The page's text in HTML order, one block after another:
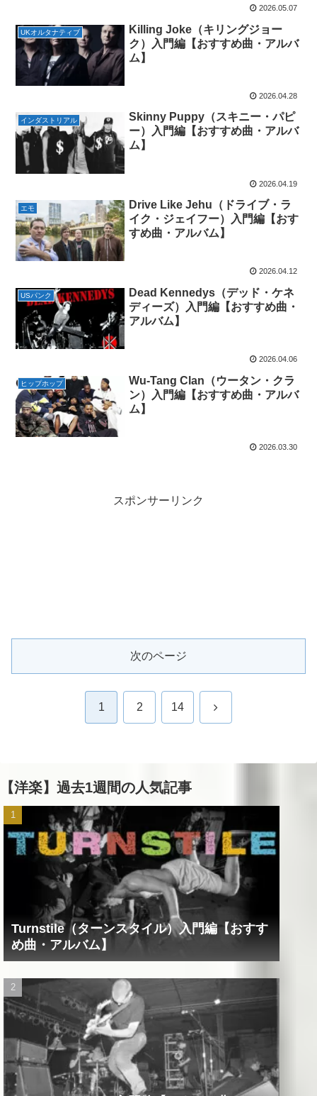
2026.05.07
UKオルタナティブ
Killing Joke（キリングジョー
ク）入門編【おすすめ曲・アルバ
ム】
2026.04.28
インダストリアル
Skinny Puppy（スキニー・パピ
ー）入門編【おすすめ曲・アルバ
ム】
2026.04.19
エモ
Drive Like Jehu（ドライブ・ラ
イク・ジェイフー）入門編【おす
すめ曲・アルバム】
2026.04.12
USパンク
Dead Kennedys（デッド・ケネ
ディーズ）入門編【おすすめ曲・
アルバム】
2026.04.06
ヒップホップ
Wu-Tang Clan（ウータン・クラ
ン）入門編【おすすめ曲・アルバ
ム】
2026.03.30
スポンサーリンク
次のページ
1 2 14 次
【洋楽】過去1週間の人気記事
Turnstile（ターンスタイル）入門編【おすす
め曲・アルバム】